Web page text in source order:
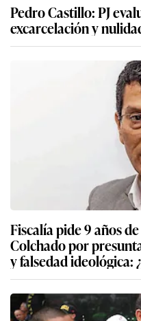
Pedro Castillo: PJ
Fiscalía pide 9 años
Colchado por
y falsedad ideológica: